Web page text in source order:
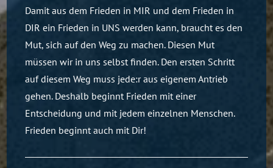
Damit aus dem Frieden in MIR und dem Frieden in
DIR ein Frieden in UNS werden kann, braucht es den
Mut, sich auf den Weg zu machen. Diesen Mut
müssen wir in uns selbst finden. Den ersten Schritt
auf diesem Weg muss jede:r aus eigenem Antrieb
gehen. Deshalb beginnt Frieden mit einer
Entscheidung und mit jedem einzelnen Menschen.
Frieden beginnt auch mit Dir!